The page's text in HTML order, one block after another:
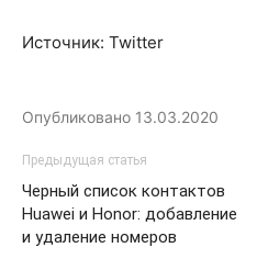
Источник: Twitter
Опубликовано 13.03.2020
Предыдущая статья
Черный список контактов
Huawei и Honor: добавление
и удаление номеров